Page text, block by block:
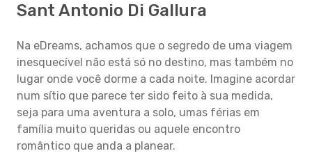
Sant Antonio Di Gallura
Na eDreams, achamos que o segredo de uma viagem
inesquecível não está só no destino, mas também no
lugar onde você dorme a cada noite. Imagine acordar
num sítio que parece ter sido feito à sua medida,
seja para uma aventura a solo, umas férias em
família muito queridas ou aquele encontro
romântico que anda a planear.